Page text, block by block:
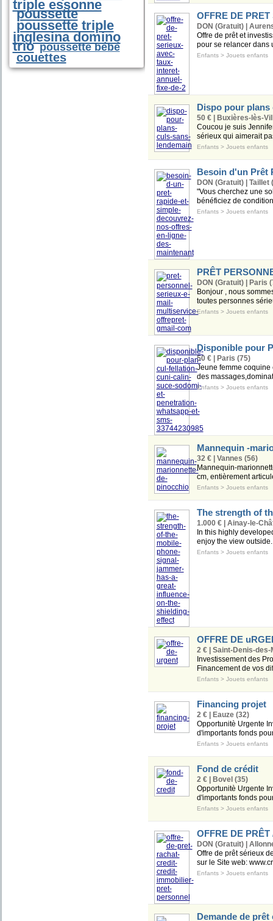
triple essonne
poussette
poussette triple
inglesina domino
trio poussette bébé
couettes
OFFRE DE PRET
DON (Gratuit) |
Offre de prêt et
pour se relancer dans
Enfants> Jouets enfants
Dispo pour plans
50 € | Buxières-lès-
Coucou je suis
sérieux qui aimerait
Enfants> Jouets enfants
Besoin d'un Prêt
DON (Gratuit) | Taillet
"Vous cherchez une
bénéficiez de
Enfants> Jouets enfants
PRÊT
DON (Gratuit) | Paris
Bonjour , nous
toutes personnes
Enfants> Jouets enfants
Disponible pour
50 € | Paris (75)
Jeune femme coquine
des
Enfants> Jouets enfants
Mannequin -
32 € | Vannes (56)
Mannequin-
cm, entièrement
Enfants> Jouets enfants
The strength of
1.000 € | Ainay-le-
In this highly
enjoy the view
Enfants> Jouets enfants
OFFRE DE
2 € | Saint-Denis-des-
Investissement des
Financement de vos
Enfants> Jouets enfants
Financing projet
2 € | Eauze (32)
Opportunitè Urgente
d'importants fonds
Enfants> Jouets enfants
Fond de crédit
2 € | Bovel (35)
Opportunitè Urgente
d'importants fonds
Enfants> Jouets enfants
OFFRE DE
DON (Gratuit) |
Offre de prêt sérieux
sur le Site web:
Enfants> Jouets enfants
Demande de